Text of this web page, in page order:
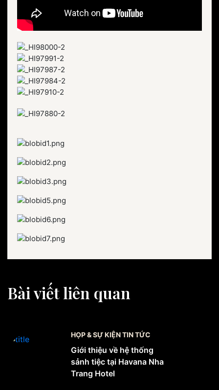
Bài viết liên quan
HỌP & SỰ KIỆN TIN TỨC
Giới thiệu về hệ thống
sảnh tiệc tại Havana Nha
Trang Hotel